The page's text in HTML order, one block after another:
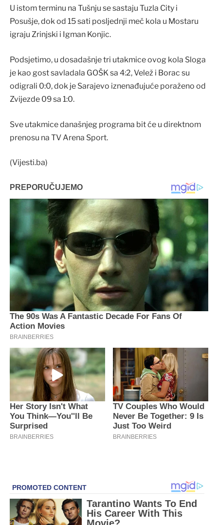
U istom terminu na Tušnju se sastaju Tuzla City i
Posušje, dok od 15 sati posljednji meč kola u Mostaru
igraju Zrinjski i Igman Konjic.
Podsjetimo, u dosadašnje tri utakmice ovog kola Sloga
je kao gost savladala GOŠK sa 4:2, Velež i Borac su
odigrali 0:0, dok je Sarajevo iznenađujuće poraženo od
Zvijezde 09 sa 1:0.
Sve utakmice današnjeg programa bit će u direktnom
prenosu na TV Arena Sport.
(Vijesti.ba)